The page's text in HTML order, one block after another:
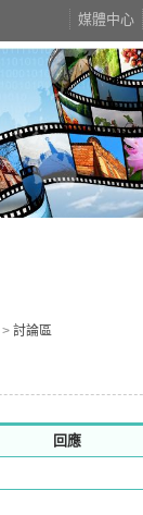
媒體中心
> 討論區
回應